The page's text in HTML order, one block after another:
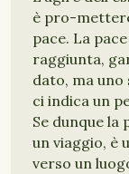
è pro-
pace. La
raggiunta,
dato, ma
ci indica un
Se dunque la
un viaggio, è
verso un